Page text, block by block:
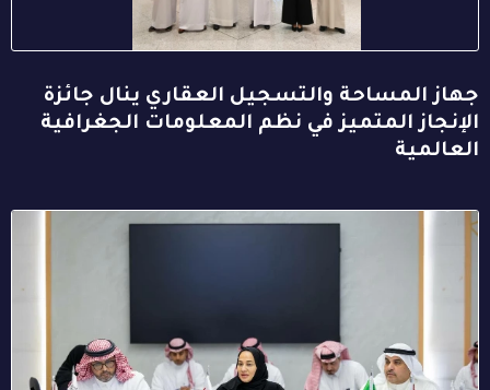
جهاز المساحة والتسجيل العقاري ينال جائزة
الإنجاز المتميز في نظم المعلومات الجغرافية
العالمية